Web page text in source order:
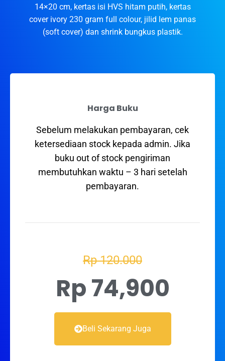
14×20 cm, kertas isi HVS hitam putih, kertas
cover ivory 230 gram full colour, jilid lem panas
(soft cover) dan shrink bungkus plastik.
Harga Buku
Sebelum melakukan pembayaran, cek
ketersediaan stock kepada admin. Jika
buku out of stock pengiriman
membutuhkan waktu – 3 hari setelah
pembayaran.
Rp 120.000
Rp 74,900
Beli Sekarang Juga